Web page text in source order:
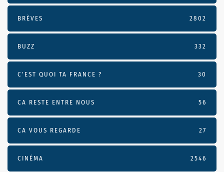
BRÈVES 2802
BUZZ 332
C'EST QUOI TA FRANCE ? 30
CA RESTE ENTRE NOUS 56
CA VOUS REGARDE 27
CINÉMA 2546